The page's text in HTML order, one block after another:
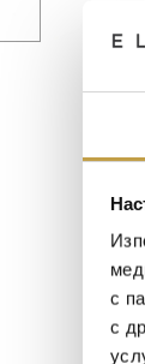
с
с